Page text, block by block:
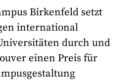
Birkenfeld setzt
international
durch und
einen Preis für